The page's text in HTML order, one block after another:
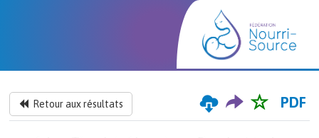
Retour aux résultats PDF